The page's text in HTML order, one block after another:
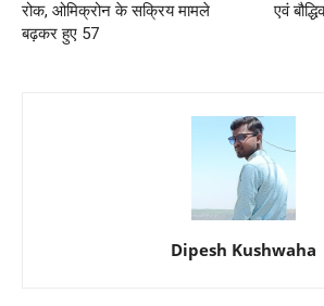
रोक, ओमिक्रोन के सक्रिय मामले
बढ़कर हुए 57
एवं
Dipesh Kushwaha